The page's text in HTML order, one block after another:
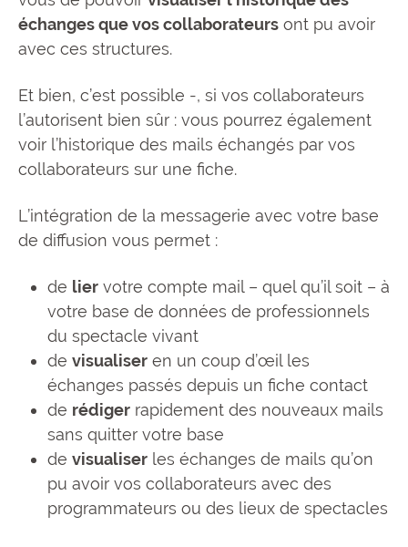
échanges que vos collaborateurs ont pu avoir
avec ces structures.
Et bien, c’est possible -, si vos collaborateurs
l’autorisent bien sûr : vous pourrez également
voir l’historique des mails échangés par vos
collaborateurs sur une fiche.
L’intégration de la messagerie avec votre base
de diffusion vous permet :
de lier votre compte mail – quel qu’il soit – à
votre base de données de professionnels
du spectacle vivant
de visualiser en un coup d’œil les
échanges passés depuis un fiche contact
de rédiger rapidement des nouveaux mails
sans quitter votre base
de visualiser les échanges de mails qu’on
pu avoir vos collaborateurs avec des
programmateurs ou des lieux de spectacles